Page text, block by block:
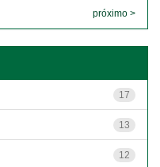
próximo >
17
13
12